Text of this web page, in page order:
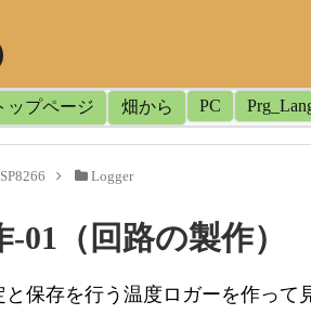
ップページ 畑から PC
Logger
01（回路の製作）
と保存を行う温度ロガーを作って